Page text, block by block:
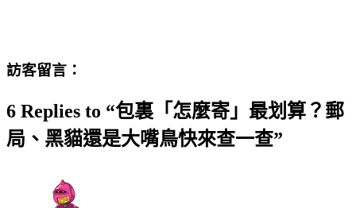
訪客留言：
6 Replies to “包裏「怎麼寄」最划算？郵
局、黑貓還是大嘴鳥快來查一查”